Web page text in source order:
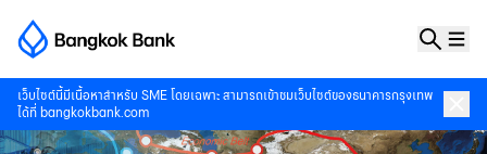
เว็บไซต์นี้มีเนื้อหาสำหรับ SME โดยเฉพาะ สามารถเข้าชมเว็บไซต์ของธนาคารกรุงเทพ
ได้ที่ bangkokbank.com